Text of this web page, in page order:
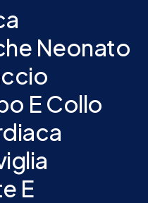
Neonato
E Collo
E